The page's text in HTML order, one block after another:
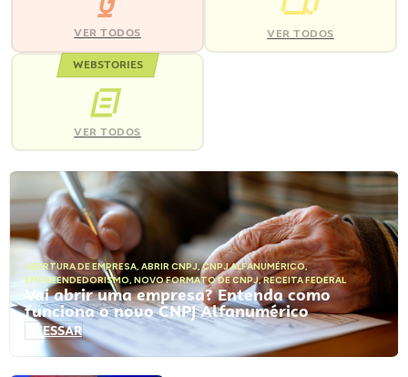
VER TODOS VER TODOS
WEBSTORIES
VER TODOS
ABERTURA DE EMPRESA, ABRIR CNPJ,CNPJ ALFANUMÉRICO,
EMPREENDEDORISMO, NOVO FORMATO DE CNPJ,RECEITA FEDERAL
Vai abrir uma empresa? Entenda como
funciona o novo CNPJ Alfanumérico
ACESSAR